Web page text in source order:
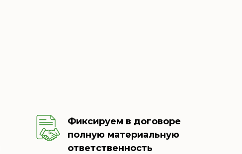
Фиксируем в договоре
полную материальную
ответственность